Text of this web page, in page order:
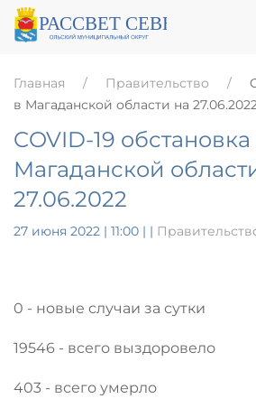
Главная Правительство
в Магаданской области на
COVID-19 обстановка
Магаданской
27.06.2022
27 июня 2022 | 11:00 | |
0 - новые случаи за сутки
19546 - всего выздоровело
403 - всего умерло